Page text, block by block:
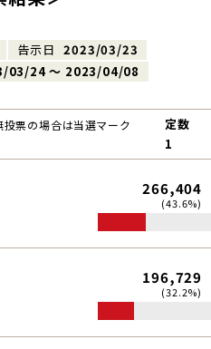
告示日
2023/03/23
03/24 〜 2023/04/08
投票の場合は当選マーク
定数
1
266,404
(43.6%)
196,729
(32.2%)